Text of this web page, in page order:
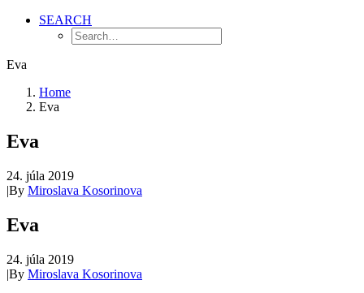
SEARCH
Eva
Home
Eva
Eva
24. júla 2019
|By Miroslava Kosorinova
Eva
24. júla 2019
|By Miroslava Kosorinova